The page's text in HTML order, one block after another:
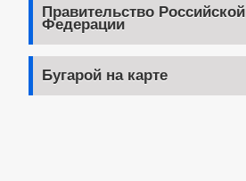
Правительство Российской
Федерации
Бугарой на карте